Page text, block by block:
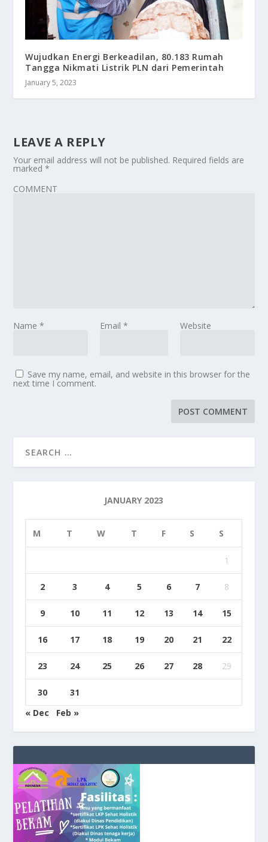
Wujudkan Energi Berkeadilan, 80.183 Rumah
Tangga Nikmati Listrik PLN dari Pemerintah
January 5, 2023
LEAVE A REPLY
Your email address will not be published. Required fields are
marked*
COMMENT
Name* Email * Website
Save my name, email, and website in this browser for the
next time I comment.
JANUARY 2023
M T W T F S S
1
2 3 4 5 6 7 8
9 10 11 12 13 14 15
16 17 18 19 20 21 22
23 24 25 26 27 28 29
30
31
« Dec
Feb »